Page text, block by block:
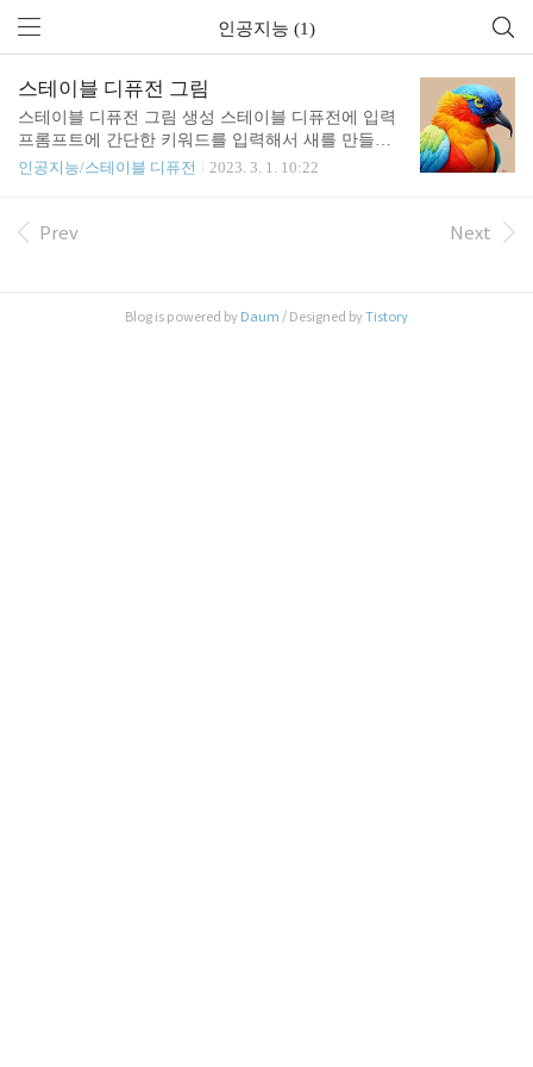
인공지능 (1)
스테이블 디퓨전 그림
스테이블 디퓨전 그림 생성 스테이블 디퓨전에 입력
프롬프트에 간단한 키워드를 입력해서 새를 만들었
다. 다양한 조건에 따라서 정말 무수한 그림들이 뚝
가장 늦게 정복 당할것이라고 생각했지만, 실제적 창
인공지능/스테이블 디퓨전 2023. 3. 1. 10:22
Prev Next
Blog is powered by Daum / Designed byTistory